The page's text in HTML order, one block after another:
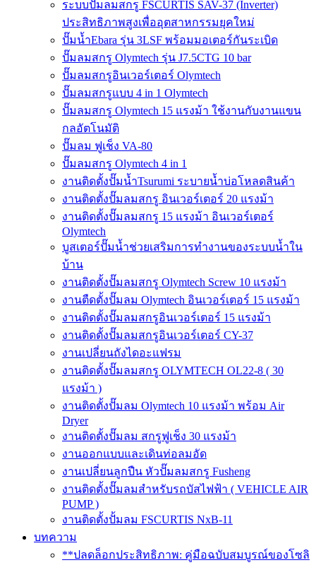
ระบบปั๊มลมสกรู FSCURTIS SAV-37 (Inverter)
ประสิทธิภาพสูงเพื่ออุตสาหกรรมยุคใหม่
ปั๊มน้ำEbara รุ่น 3LSF พร้อมมอเตอร์กันระเบิด
ปั๊มลมสกรู Olymtech รุ่น J7.5CTG 10 bar
ปั๊มลมสกรูอินเวอร์เตอร์ Olymtech
ปั๊มลมสกรูแบบ 4 in 1 Olymtech
ปั๊มลมสกรู Olymtech 15 แรงม้า ใช้งานกับงานแขน
กลอัตโนมัติ
ปั๊มลม ฟูเช็ง VA-80
ปั๊มลมสกรู Olymtech 4 in 1
งานติดตั้งปั๊มน้ำTsurumi ระบายน้ำบ่อโหลดสินค้า
งานติดตั้งปั๊มลมสกรู อินเวอร์เตอร์ 20 แรงม้า
งานติดตั้งปั๊มลมสกรู 15 แรงม้า อินเวอร์เตอร์
Olymtech
บูสเตอร์ปั๊มน้ำช่วยเสริมการทำงานของระบบน้ำใน
บ้าน
งานติดตั้งปั๊มลมสกรู Olymtech Screw 10 แรงม้า
งานตืดตั้งปั๊มลม Olymtech อินเวอร์เตอร์ 15 แรงม้า
งานติดตั้งปั๊มลมสกรูอินเวอร์เตอร์ 15 แรงม้า
งานติดตั้งปั๊มลมสกรูอินเวอร์เตอร์ CY-37
งานเปลี่ยนถังไดอะแฟรม
งานติดตั้งปั๊มลมสกรู OLYMTECH OL22-8 ( 30
แรงม้า )
งานติดตั้งปั๊มลม Olymtech 10 แรงม้า พร้อม Air
Dryer
งานติดตั้งปั๊มลม สกรูฟูเช็ง 30 แรงม้า
งานออกแบบและเดินท่อลมอัด
งานเปลี่ยนลูกปืน หัวปั๊มลมสกรู Fusheng
งานติดตั้งปั๊มลมสำหรับรถบัสไฟฟ้า ( VEHICLE AIR
PUMP )
งานติดตั้งปั้มลม FSCURTIS NxB-11
บทความ
**ปลดล็อกประสิทธิภาพ: คู่มือฉบับสมบูรณ์ของโซลิ